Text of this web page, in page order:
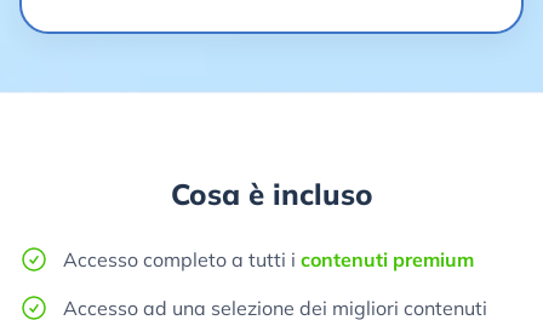
Cosa è incluso
Accesso completo a tutti i contenuti premium
Accesso ad una selezione dei migliori contenuti